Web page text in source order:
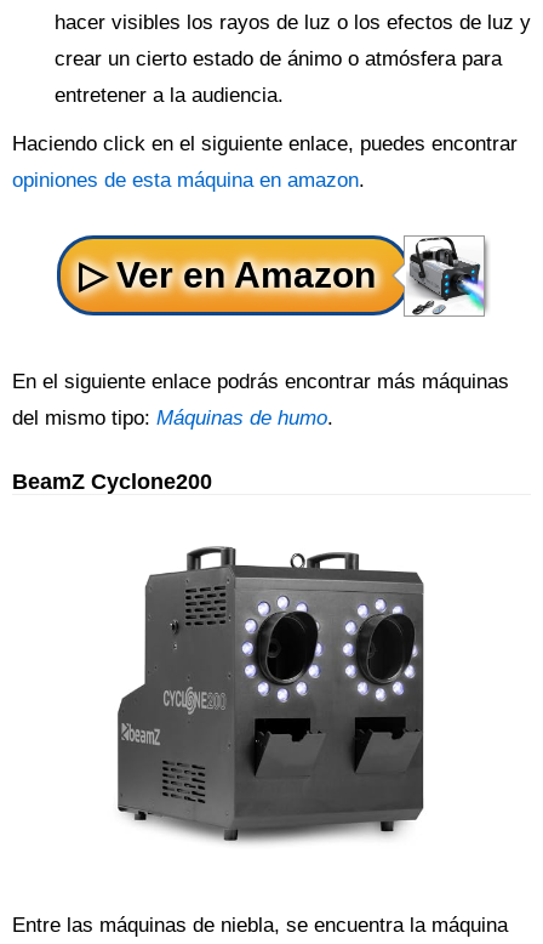
hacer visibles los rayos de luz o los efectos de luz y
crear un cierto estado de ánimo o atmósfera para
entretener a la audiencia.
Haciendo click en el siguiente enlace, puedes encontrar
opiniones de esta máquina en amazon.
En el siguiente enlace podrás encontrar más máquinas
del mismo tipo: Máquinas de humo.
BeamZ Cyclone200
Entre las máquinas de niebla, se encuentra la máquina